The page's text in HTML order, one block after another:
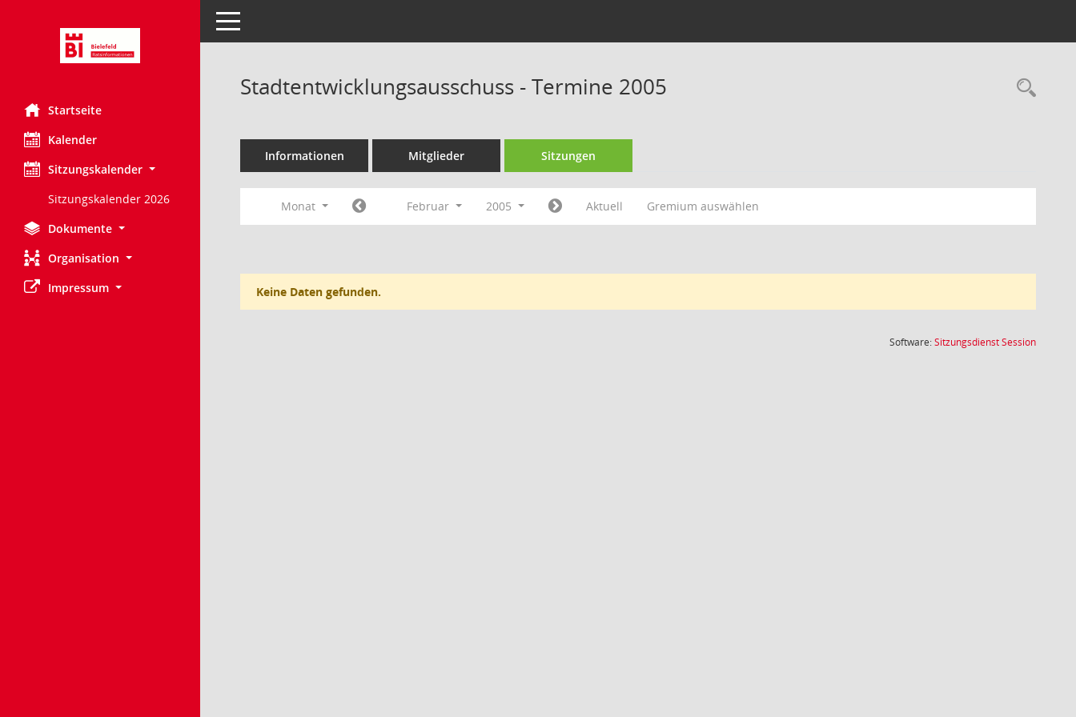
Startseite
Kalender
Sitzungskalender
Sitzungskalender 2026
Dokumente
Organisation
Impressum
Toggle navigation
Stadtentwicklungsausschuss - Termine 2005
Informationen Mitglieder Sitzungen
Monat Februar 2005 Aktuell Gremium auswählen
Keine Daten gefunden.
Software:SitzungsdienstSession(Wird in